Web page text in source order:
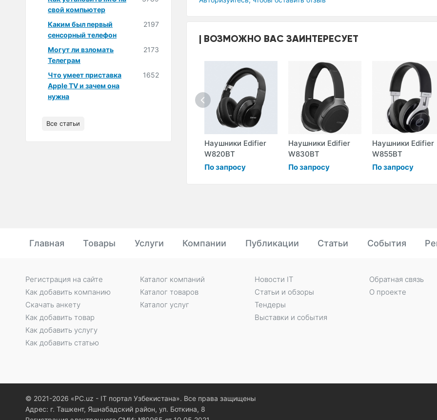
ВОЗМОЖНО ВАС ЗАИНТЕРЕСУЕТ
Наушники Edifier
W820BT
По запросу
Наушники Edifier
W830BT
По запросу
Наушники Edifier
W855BT
По запросу
свой компьютер
Каким был первый
сенсорный телефон
2197
Могут ли взломать
Телеграм
2173
Что умеет приставка
Apple TV и зачем она
нужна
1652
Все статьи
Главная Товары Услуги Компании Публикации Статьи События
Регистрация на сайте
Как добавить компанию
Скачать анкету
Как добавить товар
Как добавить услугу
Как добавить статью
Каталог компаний
Каталог товаров
Каталог услуг
Новости IT
Статьи и обзоры
Тендеры
Выставки и события
Обратная связь
О проекте
© 2021-2026 «PC.uz - IT портал Узбекистана». Все права защищены
Адрес: г. Ташкент, Яшнабадский район, ул. Боткина, 8